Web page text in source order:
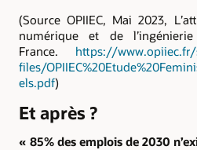
(Source OPIIEC, Mai 2023,
numérique et de
France. https://
files/
els.pdf)
Et après ?
« 85% des emplois de 2030